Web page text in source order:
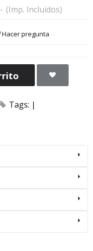
- (Imp. Incluidos)
Hacer pregunta
Tags: |